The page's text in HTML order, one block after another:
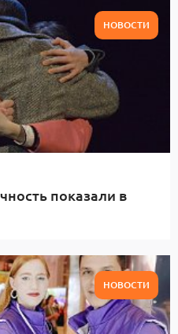
НОВОСТИ
показали в
НОВОСТИ